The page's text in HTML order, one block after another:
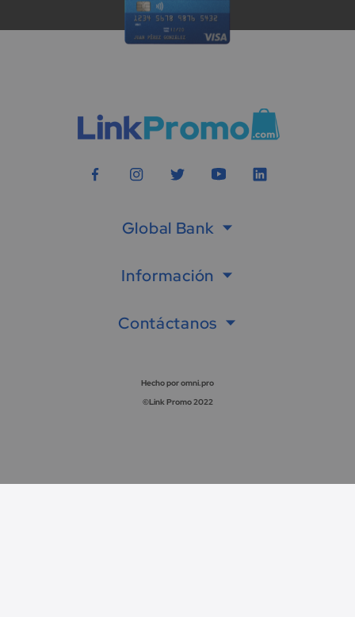
Global Bank
Información
Contáctanos
Hecho por omni.pro
©Link Promo 2022